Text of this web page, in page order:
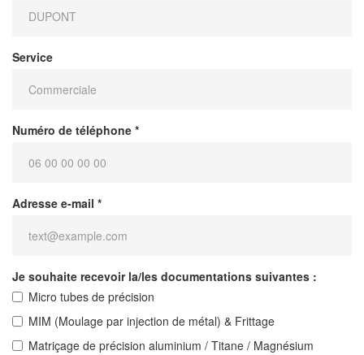
Service
Numéro de téléphone *
Adresse e-mail *
Je souhaite recevoir la/les documentations suivantes :
Micro tubes de précision
MIM (Moulage par injection de métal) & Frittage
Matriçage de précision aluminium / Titane / Magnésium